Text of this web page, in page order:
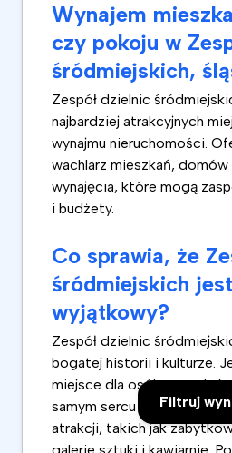
Filtruj
Wynajem
czy pokoju w
śródmiejskich,
Zespół dzielnic
najbardziej atrakcyjnych
wynajmu nieruchomości.
wachlarz mieszkań,
wynajęcia, które mogą
i budżety.
Co sprawia, że
śródmiejskich jest
wyjątkowy?
Zespół dzielnic
bogatej historii i kulturze.
miejsce dla osób
samym sercu Śląska.
atrakcji, takich jak